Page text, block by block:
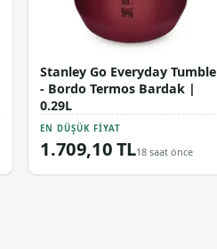
Stanley Go Everyday
- Bordo Termos Bardak |
0.29L
EN DÜŞÜK FIYAT
1.709,10 TL18 saat önce